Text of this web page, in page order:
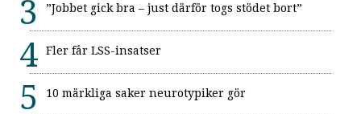
”Jobbet gick bra – just därför togs stödet bort”
Fler får LSS-insatser
10 märkliga saker neurotypiker gör